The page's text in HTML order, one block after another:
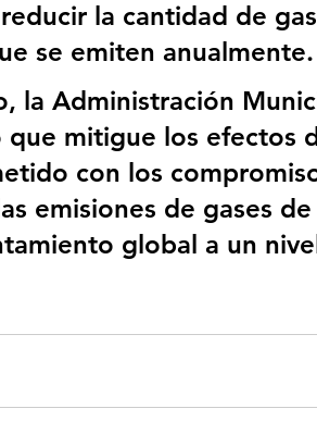
la cantidad de
se emiten anualmente.
la Administración
que mitigue los efectos
con los
emisiones de gases
global a un